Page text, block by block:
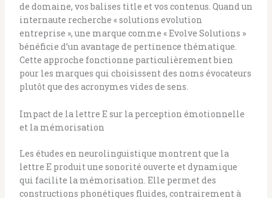
de domaine, vos balises title et vos contenus. Quand un
internaute recherche « solutions evolution
entreprise », une marque comme « Evolve Solutions »
bénéficie d’un avantage de pertinence thématique.
Cette approche fonctionne particulièrement bien
pour les marques qui choisissent des noms évocateurs
plutôt que des acronymes vides de sens.
Impact de la lettre E sur la perception émotionnelle
et la mémorisation
Les études en neurolinguistique montrent que la
lettre E produit une sonorité ouverte et dynamique
qui facilite la mémorisation. Elle permet des
constructions phonétiques fluides, contrairement à